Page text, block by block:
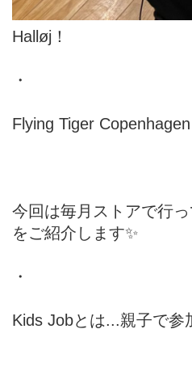
Halløj！
・
Flying Tiger
今回は毎月ストアで行
をご紹介します✨
・
Kids Jobとは...親子で